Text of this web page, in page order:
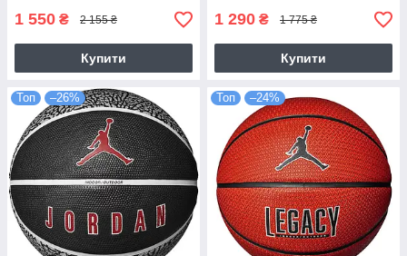
1 550 ₴ 2 155 ₴
Купити
1 290 ₴ 1 775 ₴
Купити
Топ –26% Топ –24%